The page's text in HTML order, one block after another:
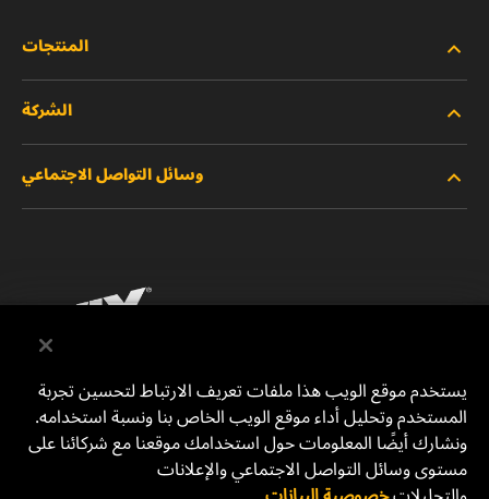
المنتجات
المنتجات الجديدة
المنتجات المتوقفة/المستبدلة
الشركة
الوظائف
إشعار قانوني
الطباعة
للتواصل معنا
وسائل التواصل الاجتماعي
يوتيوب
MANN+HUMMEL Middle East FZE
DAFZA (Dubai Airport Free Zone)
يستخدم موقع الويب هذا ملفات تعريف الارتباط لتحسين تجربة
المستخدم وتحليل أداء موقع الويب الخاص بنا ونسبة استخدامه.
ونشارك أيضًا المعلومات حول استخدامك موقعنا مع شركائنا على
مستوى وسائل التواصل الاجتماعي والإعلانات